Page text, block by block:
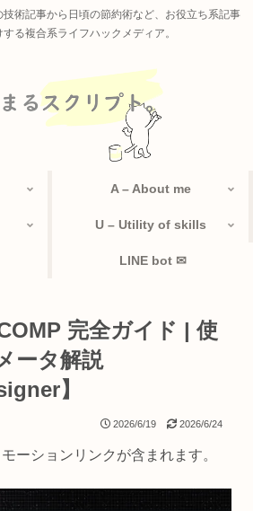
術記事から日頃の節約術など、お役立ち系記事
る複合系ライフハックメディア。
A – About me
U – Utility of skills
LINE bot ✉
完全ガイド | 使
ータ解説
】
2026/6/19 2026/6/24
ーションリンクが含まれます。